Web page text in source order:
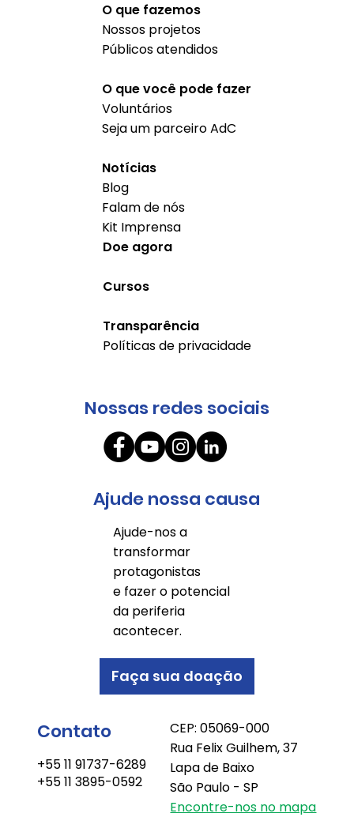
Nossas redes sociais
Ajude nossa causa
Ajude-nos a
transformar
protagonistas
e fazer o potencial
da periferia
acontecer.
Faça sua doação
Contato
+55 11 91737-6289
+55 11 3895-0592
CEP: 05069-000
Rua Felix Guilhem, 37
Lapa de Baixo
São Paulo - SP
Encontre-nos no mapa
O que fazemos
Nossos projetos
Públicos atendidos
O que você pode fazer
Voluntários
Seja um parceiro AdC
Notícias
Blog
Falam de nós
Kit Imprensa
Doe agora
Cursos
Transparência
Políticas de privacidade